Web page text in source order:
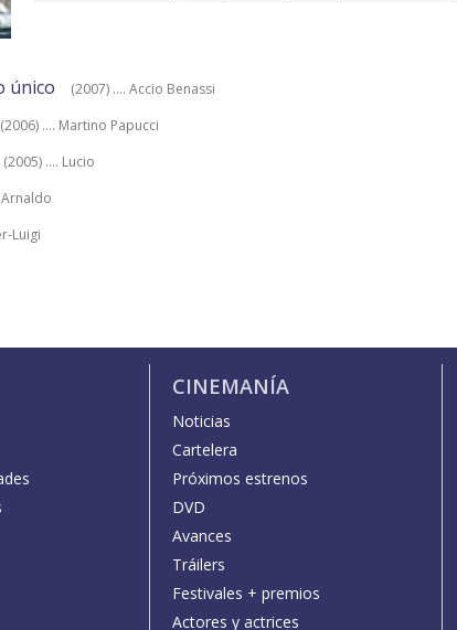
único (2007) .... Accio Benassi
(2006) .... Martino Papucci
(2005) .... Lucio
Arnaldo
Luigi
CINEMANÍA
Noticias
Cartelera
Próximos estrenos
DVD
Avances
Tráilers
Festivales + premios
Actores y actrices